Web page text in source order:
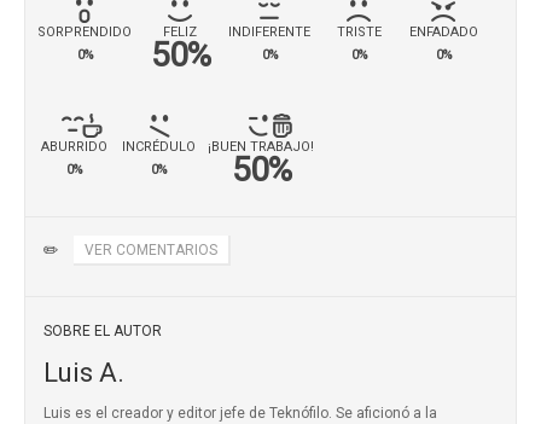
SORPRENDIDO
0%
FELIZ
50%
INDIFERENTE
0%
TRISTE
0%
ENFADADO
0%
ABURRIDO
0%
INCRÉDULO
0%
¡BUEN TRABAJO!
50%
✏️ VER COMENTARIOS
SOBRE EL AUTOR
Luis A.
Luis es el creador y editor jefe de Teknófilo. Se aficionó a la